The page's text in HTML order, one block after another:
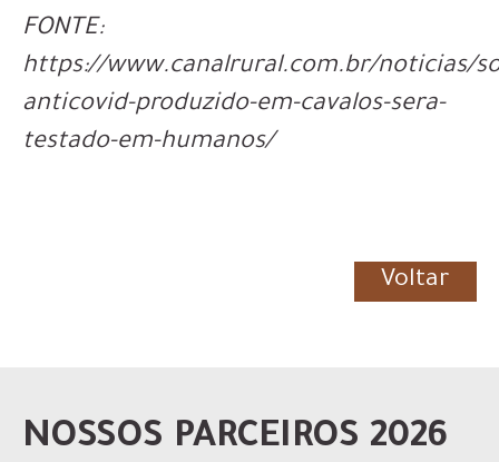
FONTE:
https://www.canalrural.com.br/noticias/
anticovid-produzido-em-cavalos-sera-
testado-em-humanos/
Voltar
NOSSOS PARCEIROS 2026